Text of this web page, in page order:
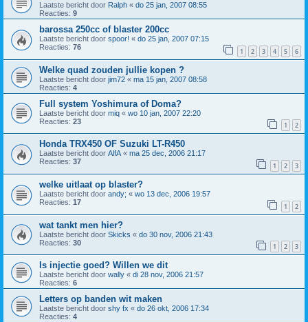
Laatste bericht door Ralph « do 25 jan, 2007 08:55
Reacties: 9
barossa 250cc of blaster 200cc
Laatste bericht door spoor! « do 25 jan, 2007 07:15
Reacties: 76 1 2 3 4 5 6
Welke quad zouden jullie kopen ?
Laatste bericht door jim72 « ma 15 jan, 2007 08:58
Reacties: 4
Full system Yoshimura of Doma?
Laatste bericht door miq « wo 10 jan, 2007 22:20
Reacties: 23 1 2
Honda TRX450 OF Suzuki LT-R450
Laatste bericht door AlfA « ma 25 dec, 2006 21:17
Reacties: 37 1 2 3
welke uitlaat op blaster?
Laatste bericht door andy; « wo 13 dec, 2006 19:57
Reacties: 17 1 2
wat tankt men hier?
Laatste bericht door Skicks « do 30 nov, 2006 21:43
Reacties: 30 1 2 3
Is injectie goed? Willen we dit
Laatste bericht door wally « di 28 nov, 2006 21:57
Reacties: 6
Letters op banden wit maken
Laatste bericht door shy fx « do 26 okt, 2006 17:34
Reacties: 4